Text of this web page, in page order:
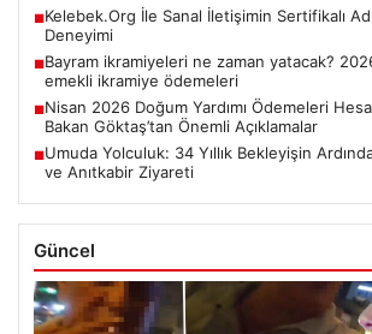
■Kelebek.Org İle Sanal İletişimin Sertifikalı
Deneyimi
■Bayram ikramiyeleri ne zaman yatacak?
emekli ikramiye ödemeleri
■Nisan 2026 Doğum Yardımı Ödemeleri
Bakan Göktaş’tan Önemli Açıklamalar
■Umuda Yolculuk: 34 Yıllık Bekleyişin
ve Anıtkabir Ziyareti
Güncel